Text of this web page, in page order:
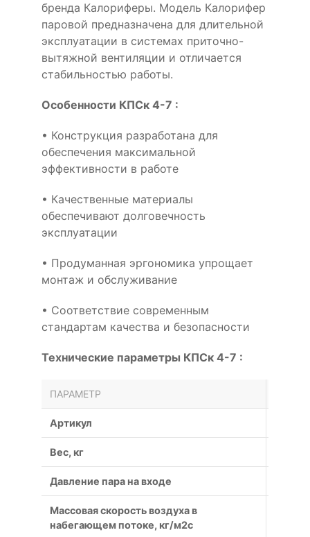
бренда Калориферы. Модель Калорифер
паровой предназначена для длительной
эксплуатации в системах приточно-
вытяжной вентиляции и отличается
стабильностью работы.
Особенности КПСк 4-7 :
• Конструкция разработана для
обеспечения максимальной
эффективности в работе
• Качественные материалы
обеспечивают долговечность
эксплуатации
• Продуманная эргономика упрощает
монтаж и обслуживание
• Соответствие современным
стандартам качества и безопасности
Технические параметры КПСк 4-7 :
ПАРАМЕТР
Артикул
Вес, кг
Давление пара на входе
Массовая скорость воздуха в
набегающем потоке, кг/м2с